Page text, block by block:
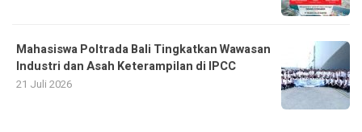
Mahasiswa Poltrada Bali Tingkatkan Wawasan
Industri dan Asah Keterampilan di IPCC
21 Juli 2026